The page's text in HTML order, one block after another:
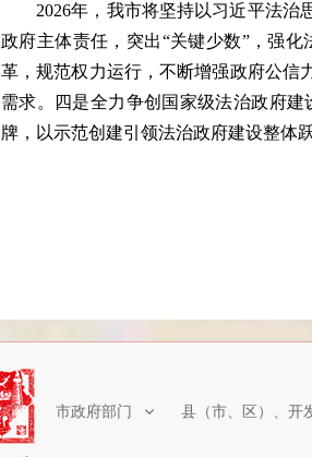
2026年，我市将坚持以习近平法治思
政府主体责任，突出“关键少数”，强
革，规范权力运行，不断增强政府公信
需求。四是全力争创国家级法治政府
牌，以示范创建引领法治政府建设整体
市政府部门 县（市、区）、开